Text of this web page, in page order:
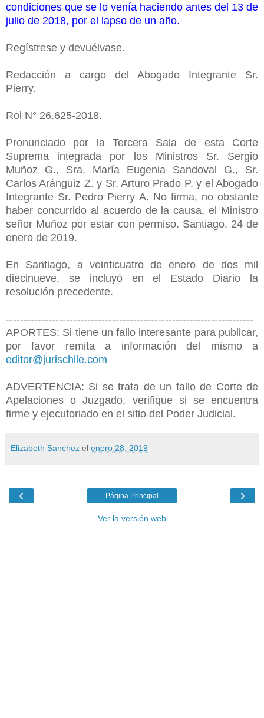
condiciones que se lo venía haciendo antes del 13 de
julio de 2018, por el lapso de un año.
Regístrese y devuélvase.
Redacción a cargo del Abogado Integrante Sr.
Pierry.
Rol N° 26.625-2018.
Pronunciado por la Tercera Sala de esta Corte
Suprema integrada por los Ministros Sr. Sergio
Muñoz G., Sra. María Eugenia Sandoval G., Sr.
Carlos Aránguiz Z. y Sr. Arturo Prado P. y el Abogado
Integrante Sr. Pedro Pierry A. No firma, no obstante
haber concurrido al acuerdo de la causa, el Ministro
señor Muñoz por estar con permiso. Santiago, 24 de
enero de 2019.
En Santiago, a veinticuatro de enero de dos mil
diecinueve, se incluyó en el Estado Diario la
resolución precedente.
----------------------------------------------------------------------
APORTES: Si tiene un fallo interesante para publicar,
por favor remita a información del mismo a
editor@jurischile.com
ADVERTENCIA: Si se trata de un fallo de Corte de
Apelaciones o Juzgado, verifique si se encuentra
firme y ejecutoriado en el sitio del Poder Judicial.
Elizabeth Sanchez el enero 28, 2019
‹ ›
Página Principal
Ver la versión web